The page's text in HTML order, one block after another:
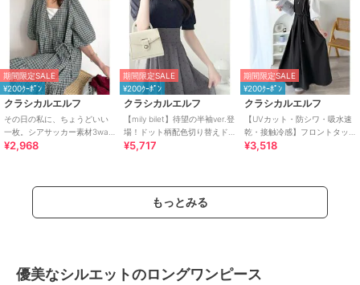
期間限定SALE
¥200ｸｰﾎﾟﾝ
クラシカルエルフ
その日の私に、ちょうどいい
一枚。シアサッカー素材3way
ティアードカシュクールロン
¥2,968
期間限定SALE
¥200ｸｰﾎﾟﾝ
クラシカルエルフ
【mily bilet】待望の半袖ver.登
場！ドット柄配色切り替えド
ッキングワンピース（ロング
¥5,717
期間限定SALE
¥200ｸｰﾎﾟﾝ
クラシカルエルフ
【UVカット・防シワ・吸水速
乾・接触冷感】フロントタッ
クショルダーストラップリボ
¥3,518
もっとみる
優美なシルエットのロングワンピース